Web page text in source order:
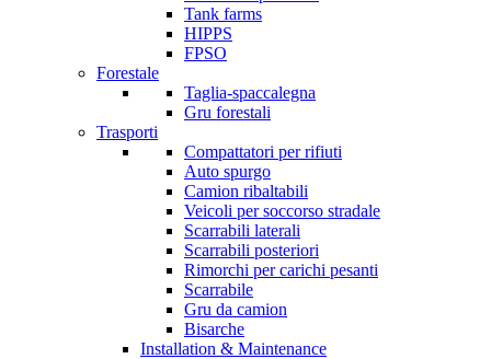
Tank farms
HIPPS
FPSO
Forestale
Taglia-spaccalegna
Gru forestali
Trasporti
Compattatori per rifiuti
Auto spurgo
Camion ribaltabili
Veicoli per soccorso stradale
Scarrabili laterali
Scarrabili posteriori
Rimorchi per carichi pesanti
Scarrabile
Gru da camion
Bisarche
Installation & Maintenance